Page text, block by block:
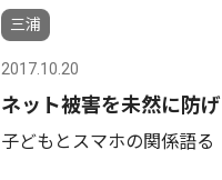
三浦
2017.10.20
ネット被害を未然に防げ
子どもとスマホの関係語る